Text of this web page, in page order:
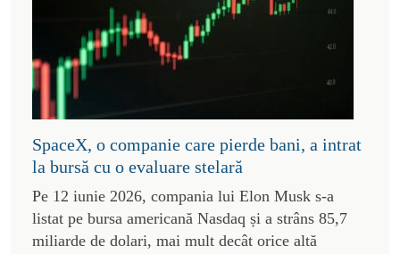
SpaceX, o companie care pierde bani, a intrat
la bursă cu o evaluare stelară
Pe 12 iunie 2026, compania lui Elon Musk s-a
listat pe bursa americană Nasdaq și a strâns 85,7
miliarde de dolari, mai mult decât orice altă